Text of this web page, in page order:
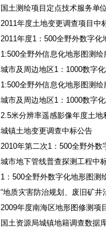
国土测绘项目定点技术服务单
2011年度土地变更调查项目中
2011年度1：500全野外数字化
1:500全野外信息化地形图测
城市及周边地区1：1000数字
1:500全野外信息化地形图测
城市及周边地区1：1000数字
2.5米分辨率遥感影像年度土
城镇土地变更调查中标公告
2010年第二次1：500全野外数
城市地下管线普查探测工程中
1：500全野外数字化地形图测
“地质灾害防治规划、废旧矿
2009年度南海区地形图修测项
国土资源局城镇地籍调查数据